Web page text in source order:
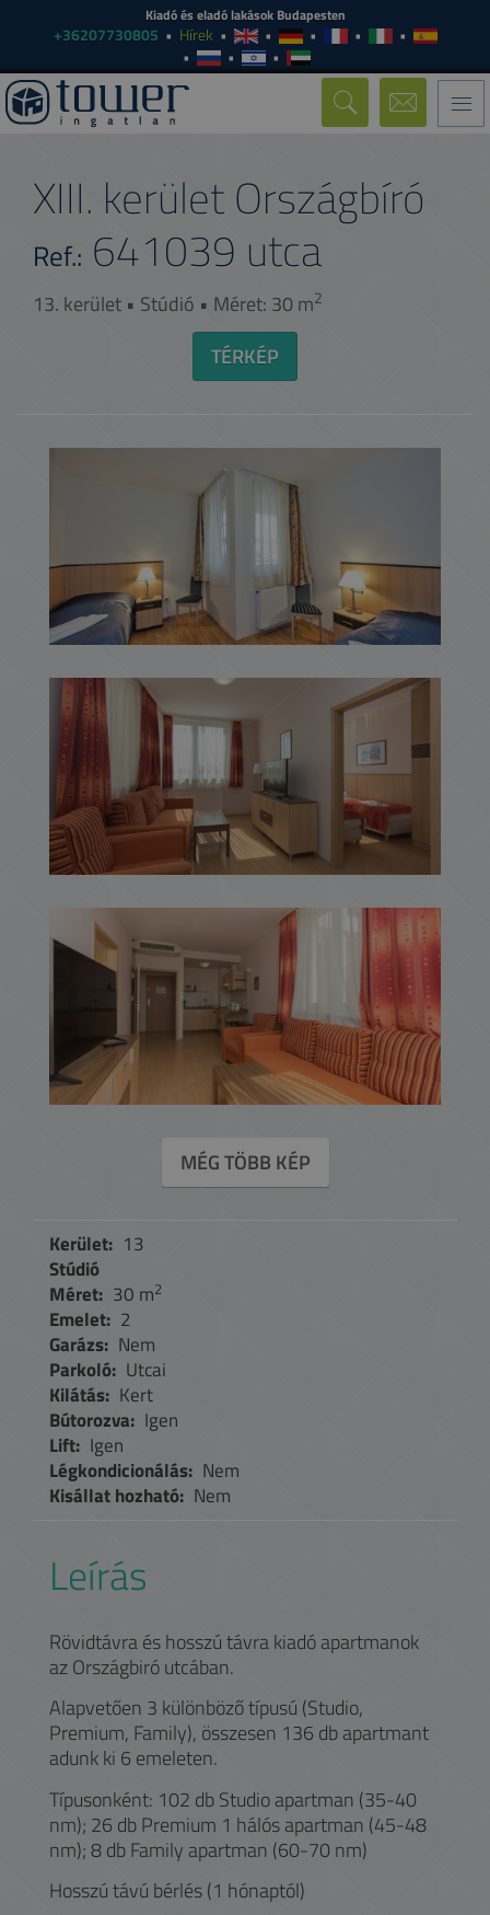
Kiadó és eladó lakások Budapesten
+36207730805 Hírek
XIII. kerület Országbíró
utca
Ref.: 641039
13. kerület • Stúdió • Méret: 30 m2
TÉRKÉP
MÉG TÖBB KÉP
Kerület: 13
Stúdió
Méret: 30 m2
Emelet: 2
Garázs: Nem
Parkoló: Utcai
Kilátás: Kert
Bútorozva: Igen
Lift: Igen
Légkondicionálás: Nem
Kisállat hozható: Nem
Leírás
Rövidtávra és hosszú távra kiadó apartmanok
az Országbiró utcában.
Alapvetően 3 különböző típusú (Studio,
Premium, Family), összesen 136 db apartmant
adunk ki 6 emeleten.
Típusonként: 102 db Studio apartman (35-40
nm); 26 db Premium 1 hálós apartman (45-48
nm); 8 db Family apartman (60-70 nm)
Hosszú távú bérlés (1 hónaptól)